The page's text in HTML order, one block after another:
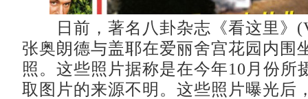
日前，著名八卦杂志《看这里》
张奥朗德与盖耶在爱丽舍宫花园内围
照。这些照片据称是在今年10月份所
取图片的来源不明。这些照片曝光后